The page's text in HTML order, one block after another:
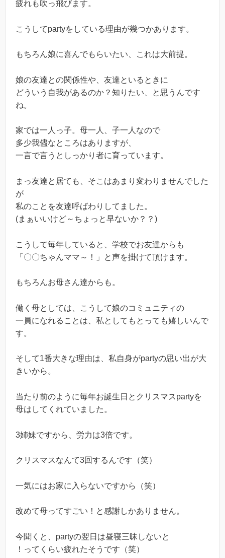
疲れも吹っ飛びます。
こうしてpartyをしている理由が幾つかあります。
もちろん娘に喜んでもらいたい、これは大前提。
娘の友達との関係性や、友達といるときに
どういう自我があるのか？知りたい、と思うんです
ね。
家では一人っ子。母一人、子一人なので
多少我儘なところはありますが、
一言で言うとしっかり者に育っています。
まっ友達と居ても、そこはあまり変わりませんでした
が
私のことを友達呼ばわりしてました。
(まぁいいけど～ちょっと早ないか？？)
こうして毎年していると、学校でお友達からも
「〇〇ちゃんママ～！」と声を掛けて頂けます。
もちろんお母さん達からも。
働く母としては、こうして娘のコミュニティの
一員になれることは、私としてもとっても嬉しいんで
す。
そして1番大きな理由は、私自身がpartyの思い出が大
きいから。
当たり前のように毎年お誕生日とクリスマスpartyを
母はしてくれていました。
3姉妹ですから、労力は3倍です。
クリスマスなんて3回するんです（笑）
一気にはお家に入らないですから（笑）
改めて母ってすごい！と感謝しかありません。
今聞くと、partyの翌日は昼寝三昧しないと
！ってくらい疲れたそうです（笑）